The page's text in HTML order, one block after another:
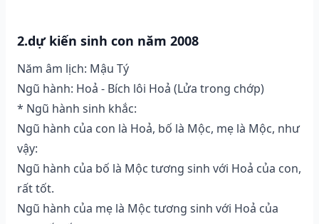
2.dự kiến sinh con năm 2008
Năm âm lịch: Mậu Tý
Ngũ hành: Hoả - Bích lôi Hoả (Lửa trong chớp)
* Ngũ hành sinh khắc:
Ngũ hành của con là Hoả, bố là Mộc, mẹ là Mộc, như
vậy:
Ngũ hành của bố là Mộc tương sinh với Hoả của con,
rất tốt.
Ngũ hành của mẹ là Mộc tương sinh với Hoả của